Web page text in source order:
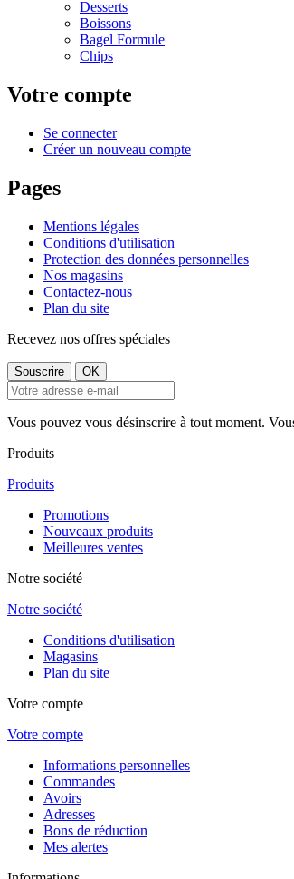
Desserts
Boissons
Bagel Formule
Chips
Votre compte
Se connecter
Créer un nouveau compte
Pages
Mentions légales
Conditions d'utilisation
Protection des données personnelles
Nos magasins
Contactez-nous
Plan du site
Recevez nos offres spéciales
Vous pouvez vous désinscrire à tout moment.
Produits
Produits
Promotions
Nouveaux produits
Meilleures ventes
Notre société
Notre société
Conditions d'utilisation
Magasins
Plan du site
Votre compte
Votre compte
Informations personnelles
Commandes
Avoirs
Adresses
Bons de réduction
Mes alertes